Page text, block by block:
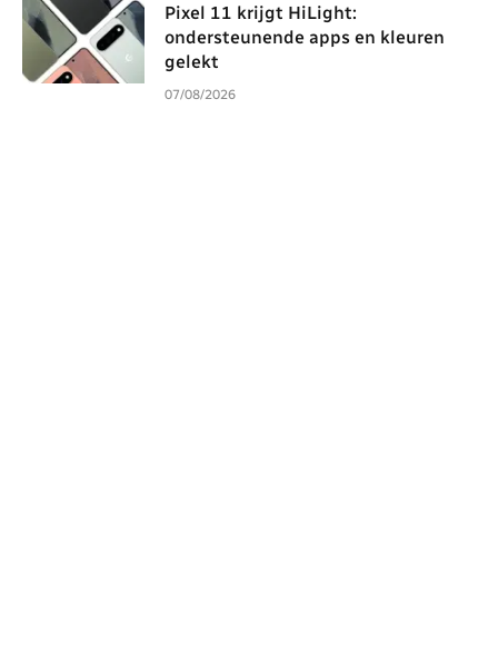
Pixel 11 krijgt HiLight:
ondersteunende apps en kleuren
gelekt
07/08/2026